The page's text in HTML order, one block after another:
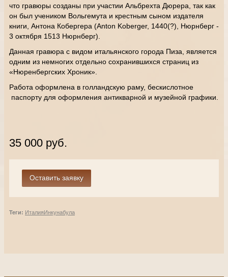
что гравюры созданы при участии Альбрехта Дюрера, так как
он был учеником Вольгемута и крестным сыном издателя
книги, Антона Кобергера (Anton Koberger, 1440(?), Нюрнберг -
3 октября 1513 Нюрнберг).
Данная гравюра с видом итальянского города Пиза, является
одним из немногих отдельно сохранившихся страниц из
«Нюренбергских Хроник».
Работа оформлена в голландскую раму, бескислотное
паспорту для оформления антикварной и музейной графики.
35 000 руб.
Теги: ИталияИнкунабула